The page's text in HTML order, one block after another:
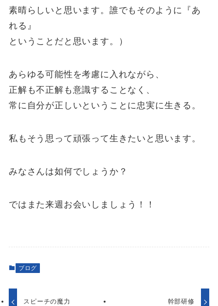
素晴らしいと思います。誰でもそのように『あ
れる』
ということだと思います。）
あらゆる可能性を考慮に入れながら、
正解も不正解も意識することなく、
常に自分が正しいということに忠実に生きる。
私もそう思って頑張って生きたいと思います。
みなさんは如何でしょうか？
ではまた来週お会いしましょう！！
ブログ
スピーチの魔力 幹部研修